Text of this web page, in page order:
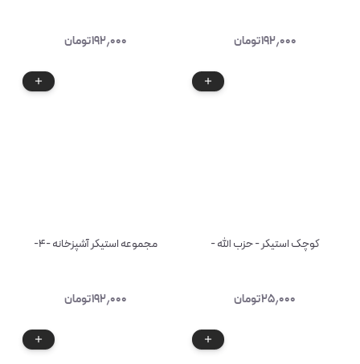
۱۹۲٫۰۰۰تومان ۱۹۲٫۰۰۰تومان
کوچک استیکر - حزب الله -
۲۵٫۰۰۰تومان
مجموعه استیکر آشپزخانه -۴-
۱۹۲٫۰۰۰تومان